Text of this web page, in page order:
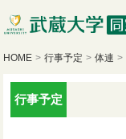
HOME > 行事予定 > 体連 >
行事予定